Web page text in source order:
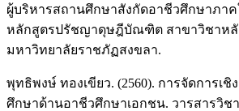
ผู้บริหารสถานศึกษาสังกัดอาชีวศึกษาภา
หลักสูตรปรัชญาดุษฎีบัณฑิต สาขาวิชาหลั
มหาวิทยาลัยราชภัฏสงขลา.
พุทธิพงษ์ ทองเขียว. (2560). การจัดการเ
ศึกษาด้านอาชีวศึกษาเอกชน. วารสารวิชา